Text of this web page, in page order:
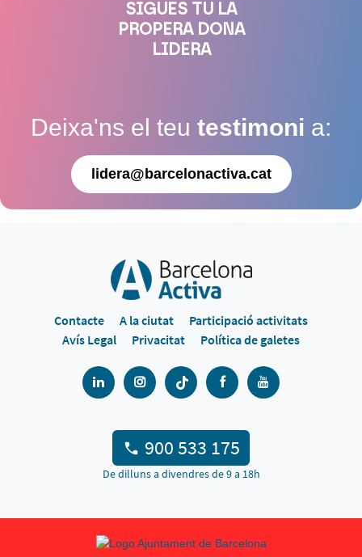
SIGUES TU LA
PROPERA DONA
LIDERA
Deixa'ns el teu testimoni a:
lidera@barcelonactiva.cat
Contacte A la ciutat
Participació activitats
Avís Legal
Privacitat Política de galetes
900 533 175
De dilluns a divendres de 9 a 18h